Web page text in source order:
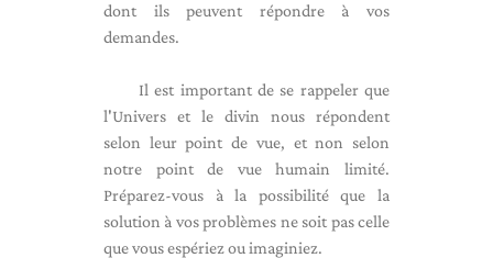
dont ils peuvent répondre à vos
demandes.
Il est important de se rappeler que
l'Univers et le divin nous répondent
selon leur point de vue, et non selon
notre point de vue humain limité.
Préparez-vous à la possibilité que la
solution à vos problèmes ne soit pas celle
que vous espériez ou imaginiez.